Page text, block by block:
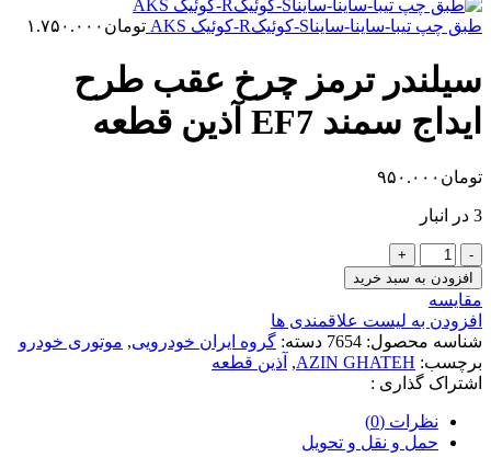
طبق چپ تیبا-ساینا-سایناS-کوئیکR-کوئیک AKS تومان ۱.۷۵۰.۰۰۰
سیلندر ترمز چرخ عقب طرح
ایداج سمند EF7 آذین قطعه
تومان ۹۵۰.۰۰۰
3 در انبار
سیلندر
ترمز
چرخ
عقب
طرح
سمند
EF7
آذین
قطعه
افزودن به سبد خرید
مقایسه
افزودن به لیست علاقمندی ها
شناسه محصول: 7654 دسته: گروه ایران خودرویی, موتوری خودرو
برچسب: AZIN GHATEH
, آذین قطعه
اشتراک گذاری :
نظرات (0)
حمل و نقل و تحویل